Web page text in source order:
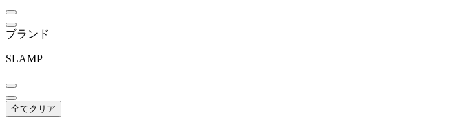
ブリッド
ブランド
SLAMP
全てクリア